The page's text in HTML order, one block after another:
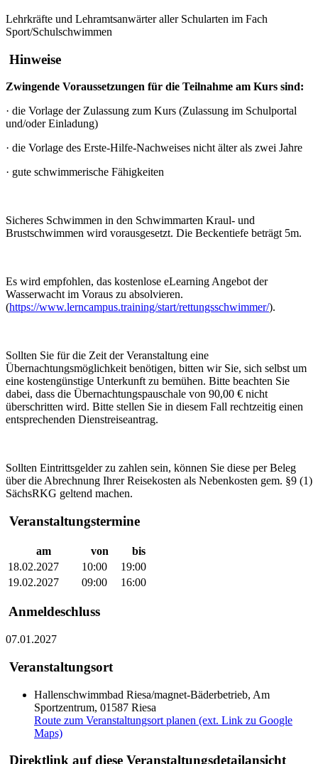
Lehrkräfte und Lehramtsanwärter aller Schularten im Fach
Sport/Schulschwimmen
Hinweise
Zwingende Voraussetzungen für die Teilnahme am Kurs sind:
· die Vorlage der Zulassung zum Kurs (Zulassung im Schulportal
und/oder Einladung)
· die Vorlage des Erste-Hilfe-Nachweises nicht älter als zwei Jahre
· gute schwimmerische Fähigkeiten
Sicheres Schwimmen in den Schwimmarten Kraul- und
Brustschwimmen wird vorausgesetzt. Die Beckentiefe beträgt 5m.
Es wird empfohlen, das kostenlose eLearning Angebot der
Wasserwacht im Voraus zu absolvieren.
(https://www.lerncampus.training/start/rettungsschwimmer/).
Sollten Sie für die Zeit der Veranstaltung eine
Übernachtungsmöglichkeit benötigen, bitten wir Sie, sich selbst um
eine kostengünstige Unterkunft zu bemühen. Bitte beachten Sie
dabei, dass die Übernachtungspauschale von 90,00 € nicht
überschritten wird. Bitte stellen Sie in diesem Fall rechtzeitig einen
entsprechenden Dienstreiseantrag.
Sollten Eintrittsgelder zu zahlen sein, können Sie diese per Beleg
über die Abrechnung Ihrer Reisekosten als Nebenkosten gem. §9 (1)
SächsRKG geltend machen.
Veranstaltungstermine
am von
bis
18.02.2027
10:00
19:00
19.02.2027
09:00 16:00
Anmeldeschluss
07.01.2027
Veranstaltungsort
Hallenschwimmbad Riesa/magnet-Bäderbetrieb, Am
Sportzentrum, 01587 Riesa
Route zum Veranstaltungsort planen (ext. Link zu Google
Maps)
Direktlink auf diese Veranstaltungsdetailansicht